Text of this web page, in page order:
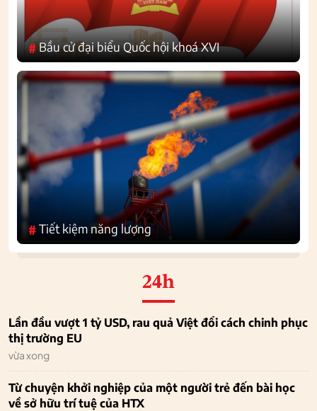
#Bầu cử đại biểu Quốc hội khoá XVI
#Tiết kiệm năng lượng
24h
Lần đầu vượt 1 tỷ USD, rau quả Việt đổi cách chinh phục
thị trường EU
vừa xong
Từ chuyện khởi nghiệp của một người trẻ đến bài học
về sở hữu trí tuệ của HTX